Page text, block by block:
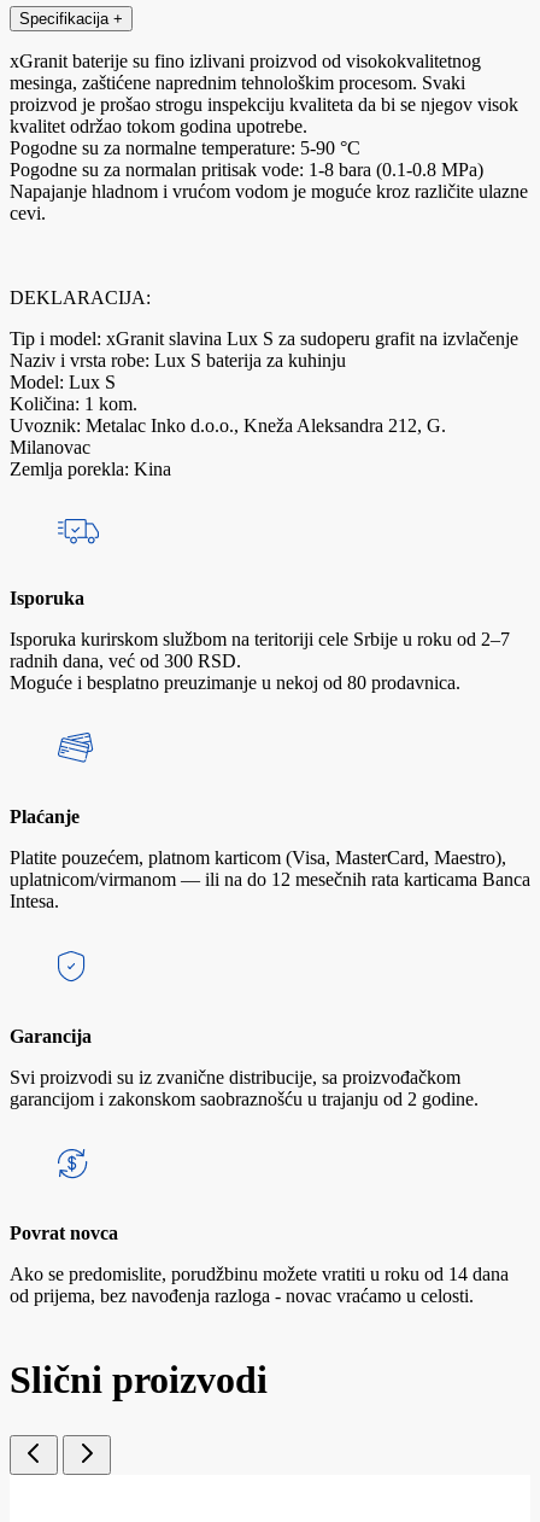
Specifikacija +
xGranit baterije su fino izlivani proizvod od visokokvalitetnog
mesinga, zaštićene naprednim tehnološkim procesom. Svaki
proizvod je prošao strogu inspekciju kvaliteta da bi se njegov visok
kvalitet održao tokom godina upotrebe.
Pogodne su za normalne temperature: 5-90 °C
Pogodne su za normalan pritisak vode: 1-8 bara (0.1-0.8 MPa)
Napajanje hladnom i vrućom vodom je moguće kroz različite ulazne
cevi.
DEKLARACIJA:
Tip i model: xGranit slavina Lux S za sudoperu grafit na izvlačenje
Naziv i vrsta robe: Lux S baterija za kuhinju
Model: Lux S
Količina: 1 kom.
Uvoznik: Metalac Inko d.o.o., Kneža Aleksandra 212, G.
Milanovac
Zemlja porekla: Kina
Isporuka
Isporuka kurirskom službom na teritoriji cele Srbije u roku od 2–7
radnih dana, već od 300 RSD.
Moguće i besplatno preuzimanje u nekoj od 80 prodavnica.
Plaćanje
Platite pouzećem, platnom karticom (Visa, MasterCard, Maestro),
uplatnicom/virmanom — ili na do 12 mesečnih rata karticama Banca
Intesa.
Garancija
Svi proizvodi su iz zvanične distribucije, sa proizvođačkom
garancijom i zakonskom saobraznošću u trajanju od 2 godine.
Povrat novca
Ako se predomislite, porudžbinu možete vratiti u roku od 14 dana
od prijema, bez navođenja razloga - novac vraćamo u celosti.
Slični proizvodi